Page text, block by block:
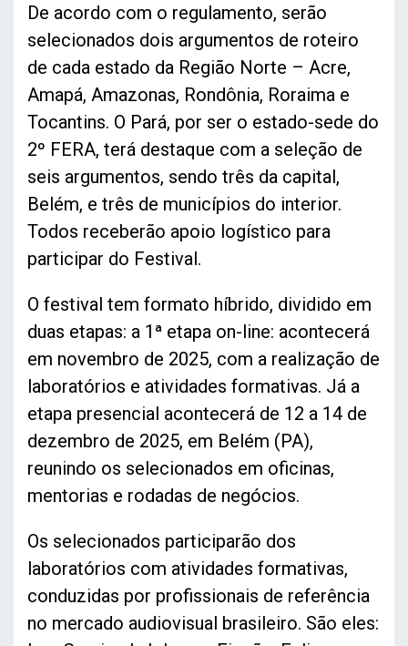
De acordo com o regulamento, serão
selecionados dois argumentos de roteiro
de cada estado da Região Norte – Acre,
Amapá, Amazonas, Rondônia, Roraima e
Tocantins. O Pará, por ser o estado-sede do
2º FERA, terá destaque com a seleção de
seis argumentos, sendo três da capital,
Belém, e três de municípios do interior.
Todos receberão apoio logístico para
participar do Festival.
O festival tem formato híbrido, dividido em
duas etapas: a 1ª etapa on-line: acontecerá
em novembro de 2025, com a realização de
laboratórios e atividades formativas. Já a
etapa presencial acontecerá de 12 a 14 de
dezembro de 2025, em Belém (PA),
reunindo os selecionados em oficinas,
mentorias e rodadas de negócios.
Os selecionados participarão dos
laboratórios com atividades formativas,
conduzidas por profissionais de referência
no mercado audiovisual brasileiro. São eles: